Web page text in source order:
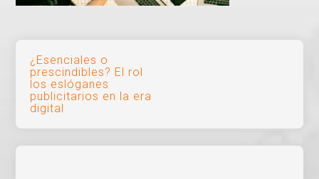
Navegación
de
entradas
¿Esenciales o
prescindibles? El rol
los eslóganes
publicitarios en la era
digital